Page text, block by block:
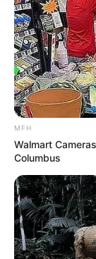
MFH
Walmart
Columbus